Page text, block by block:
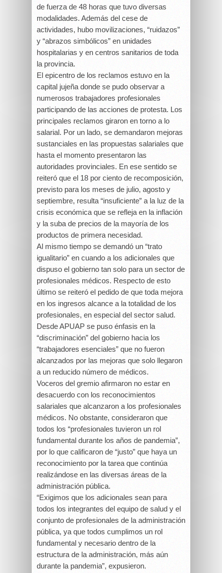
de fuerza de 48 horas que tuvo diversas
modalidades. Además del cese de
actividades, hubo movilizaciones, “ruidazos”
y “abrazos simbólicos” en unidades
hospitalarias y en centros sanitarios de toda
la provincia.
El epicentro de los reclamos estuvo en la
capital jujeña donde se pudo observar a
numerosos trabajadores profesionales
participando de las acciones de protesta. Los
principales reclamos giraron en torno a lo
salarial. Por un lado, se demandaron mejoras
sustanciales en las propuestas salariales que
hasta el momento presentaron las
autoridades provinciales. En ese sentido se
reiteró que el 18 por ciento de recomposición,
previsto para los meses de julio, agosto y
septiembre, resulta “insuficiente” a la luz de la
crisis económica que se refleja en la inflación
y la suba de precios de la mayoría de los
productos de primera necesidad.
Al mismo tiempo se demandó un “trato
igualitario” en cuando a los adicionales que
dispuso el gobierno tan solo para un sector de
profesionales médicos. Respecto de esto
último se reiteró el pedido de que toda mejora
en los ingresos alcance a la totalidad de los
profesionales, en especial del sector salud.
Desde APUAP se puso énfasis en la
“discriminación” del gobierno hacia los
“trabajadores esenciales” que no fueron
alcanzados por las mejoras que solo llegaron
a un reducido número de médicos.
Voceros del gremio afirmaron no estar en
desacuerdo con los reconocimientos
salariales que alcanzaron a los profesionales
médicos. No obstante, consideraron que
todos los “profesionales tuvieron un rol
fundamental durante los años de pandemia”,
por lo que calificaron de “justo” que haya un
reconocimiento por la tarea que continúa
realizándose en las diversas áreas de la
administración pública.
“Exigimos que los adicionales sean para
todos los integrantes del equipo de salud y el
conjunto de profesionales de la administración
pública, ya que todos cumplimos un rol
fundamental y necesario dentro de la
estructura de la administración, más aún
durante la pandemia”, expusieron.